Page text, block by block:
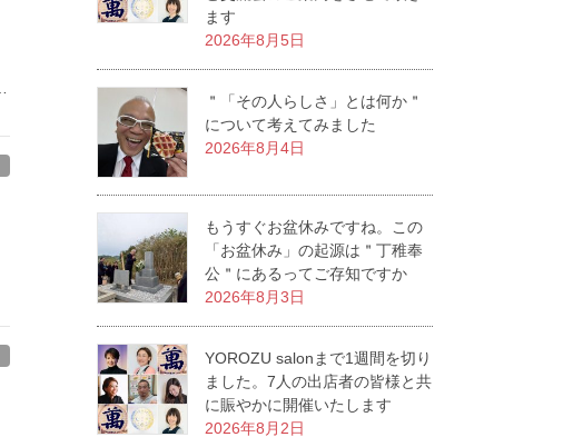
ます
2026年8月5日
＂「その人らしさ」とは何か＂
について考えてみました
2026年8月4日
もうすぐお盆休みですね。この
「お盆休み」の起源は＂丁稚奉
公＂にあるってご存知ですか
2026年8月3日
YOROZU salonまで1週間を切り
ました。7人の出店者の皆様と共
に賑やかに開催いたします
2026年8月2日